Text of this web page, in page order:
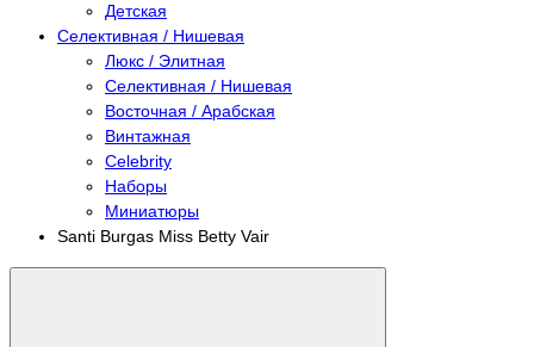
Детская
Селективная / Нишевая
Люкс / Элитная
Селективная / Нишевая
Восточная / Арабская
Винтажная
Celebrity
Наборы
Миниатюры
Santi Burgas Miss Betty Vair